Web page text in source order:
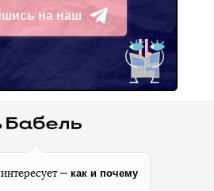
на наш
— как и почему